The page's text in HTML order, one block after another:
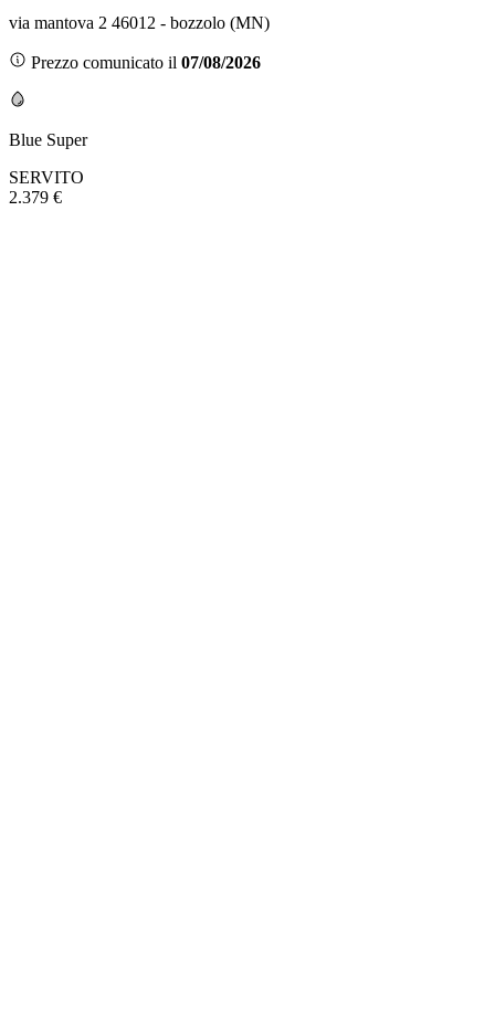
via mantova 2 46012 - bozzolo (MN)
Prezzo comunicato il 07/08/2026
Blue Super
SERVITO
2.379 €